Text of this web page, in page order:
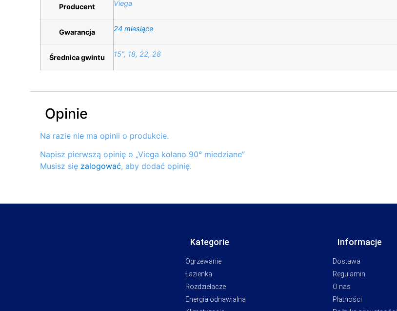
Producent Viega
Gwarancja 24 miesiące
Średnica gwintu 15", 18, 22, 28
Opinie
Na razie nie ma opinii o produkcie.
Napisz pierwszą opinię o „Viega kolano 90° miedziane”
Musisz się zalogować, aby dodać opinię.
Kategorie
Ogrzewanie
Łazienka
Rozdzielacze
Energia odnawialna
Informacje
Dostawa
Regulamin
O nas
Płatności